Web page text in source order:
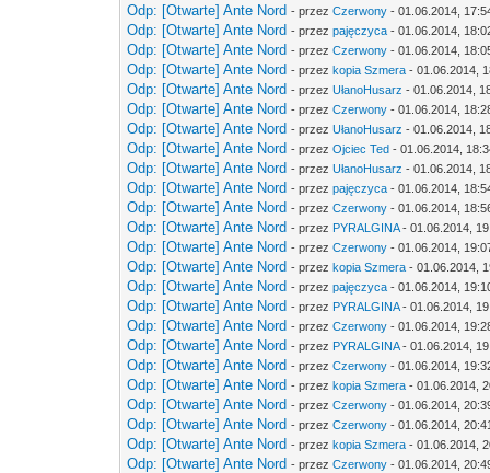
Odp: [Otwarte] Ante Nord - przezCzerwony - 01.06.2014,
Odp: [Otwarte] Ante Nord - przezpajęczyca - 01.06.2014,
Odp: [Otwarte] Ante Nord - przezCzerwony - 01.06.2014,
Odp: [Otwarte] Ante Nord - przezkopia Szmera - 01.06.2014,
Odp: [Otwarte] Ante Nord - przezUłanoHusarz - 01.06.2014,
Odp: [Otwarte] Ante Nord - przezCzerwony - 01.06.2014,
Odp: [Otwarte] Ante Nord - przezUłanoHusarz - 01.06.2014,
Odp: [Otwarte] Ante Nord - przezOjciec Ted - 01.06.2014,
Odp: [Otwarte] Ante Nord - przezUłanoHusarz - 01.06.2014,
Odp: [Otwarte] Ante Nord - przezpajęczyca - 01.06.2014,
Odp: [Otwarte] Ante Nord - przezCzerwony - 01.06.2014,
Odp: [Otwarte] Ante Nord - przez PYRALGINA- 01.06.2014,
Odp: [Otwarte] Ante Nord - przezCzerwony - 01.06.2014,
Odp: [Otwarte] Ante Nord - przezkopia Szmera - 01.06.2014,
Odp: [Otwarte] Ante Nord - przezpajęczyca - 01.06.2014,
Odp: [Otwarte] Ante Nord - przez PYRALGINA- 01.06.2014,
Odp: [Otwarte] Ante Nord - przezCzerwony - 01.06.2014,
Odp: [Otwarte] Ante Nord - przez PYRALGINA- 01.06.2014,
Odp: [Otwarte] Ante Nord - przezCzerwony - 01.06.2014,
Odp: [Otwarte] Ante Nord - przezkopia Szmera - 01.06.2014,
Odp: [Otwarte] Ante Nord - przezCzerwony - 01.06.2014,
Odp: [Otwarte] Ante Nord - przezCzerwony - 01.06.2014, 20:41
Odp: [Otwarte] Ante Nord - przezkopia Szmera - 01.06.2014,
Odp: [Otwarte] Ante Nord - przezCzerwony - 01.06.2014,